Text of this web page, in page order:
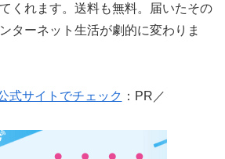
くれます。送料も無料。届いたその
ターネット生活が劇的に変わりま
式サイトでチェック ：PR／